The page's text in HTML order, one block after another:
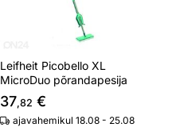
Leifheit Picobello XL
MicroDuo põrandapesija
37,82 €
ajavahemikul 18.08 - 25.08